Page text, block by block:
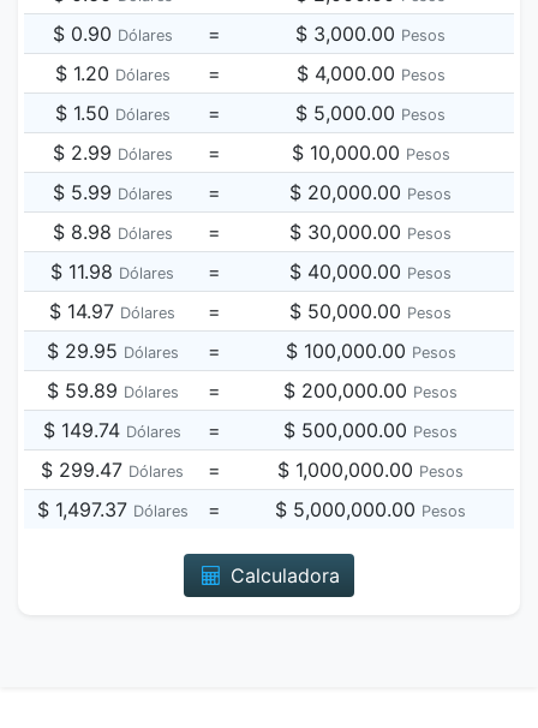
$ 0.90 Dólares = $ 3,000.00 Pesos
$ 1.20 Dólares = $ 4,000.00 Pesos
$ 1.50 Dólares = $ 5,000.00 Pesos
$ 2.99 Dólares = $ 10,000.00 Pesos
$ 5.99 Dólares = $ 20,000.00 Pesos
$ 8.98 Dólares = $ 30,000.00 Pesos
$ 11.98 Dólares = $ 40,000.00 Pesos
$ 14.97 Dólares = $ 50,000.00 Pesos
$ 29.95 Dólares = $ 100,000.00 Pesos
$ 59.89 Dólares = $ 200,000.00 Pesos
$ 149.74 Dólares = $ 500,000.00 Pesos
$ 299.47 Dólares = $ 1,000,000.00 Pesos
$ 1,497.37 Dólares = $ 5,000,000.00 Pesos
Calculadora